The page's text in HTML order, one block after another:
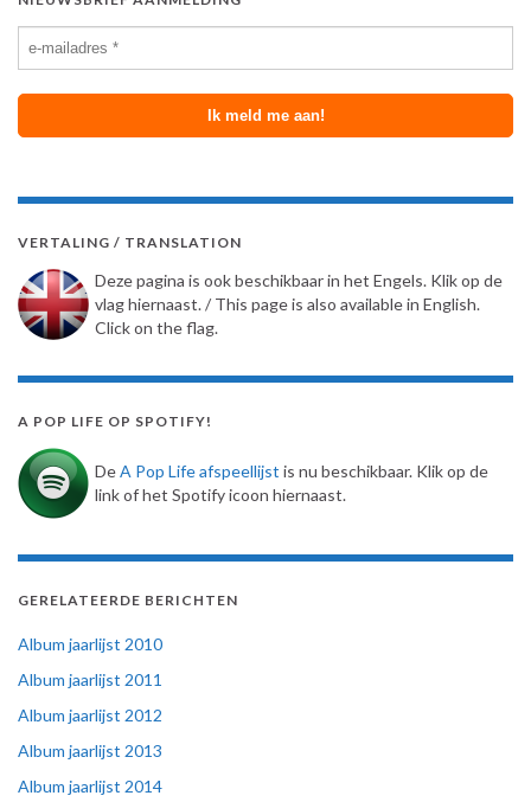
VERTALING / TRANSLATION
Deze pagina is ook beschikbaar in het Engels. Klik op de
vlag hiernaast. / This page is also available in English.
Click on the flag.
A POP LIFE OP SPOTIFY!
DeA Pop Life afspeellijst is nu beschikbaar. Klik op de
link of het Spotify icoon hiernaast.
GERELATEERDE BERICHTEN
Album jaarlijst 2010
Album jaarlijst 2011
Album jaarlijst 2012
Album jaarlijst 2013
Album jaarlijst 2014